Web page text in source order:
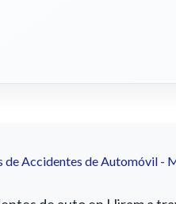
de Accidentes de Automóvil -